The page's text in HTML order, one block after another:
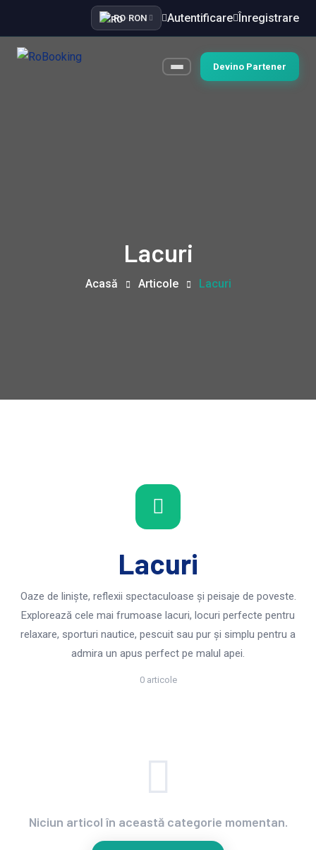
RO·RON Autentificare Înregistrare
Devino Partener
Lacuri
Acasă Articole Lacuri
Lacuri
Oaze de liniște, reflexii spectaculoase și peisaje de poveste.
Explorează cele mai frumoase lacuri, locuri perfecte pentru
relaxare, sporturi nautice, pescuit sau pur și simplu pentru a
admira un apus perfect pe malul apei.
0 articole
Niciun articol în această categorie momentan.